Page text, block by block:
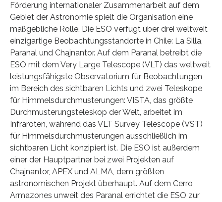
Förderung internationaler Zusammenarbeit auf dem
Gebiet der Astronomie spielt die Organisation eine
maßgebliche Rolle. Die ESO verfügt über drei weltweit
einzigartige Beobachtungsstandorte in Chile: La Silla,
Paranal und Chajnantor. Auf dem Paranal betreibt die
ESO mit dem Very Large Telescope (VLT) das weltweit
leistungsfähigste Observatorium für Beobachtungen
im Bereich des sichtbaren Lichts und zwei Teleskope
für Himmelsdurchmusterungen: VISTA, das größte
Durchmusterungsteleskop der Welt, arbeitet im
Infraroten, während das VLT Survey Telescope (VST)
für Himmelsdurchmusterungen ausschließlich im
sichtbaren Licht konzipiert ist. Die ESO ist außerdem
einer der Hauptpartner bei zwei Projekten auf
Chajnantor, APEX und ALMA, dem größten
astronomischen Projekt überhaupt. Auf dem Cerro
Armazones unweit des Paranal errichtet die ESO zur